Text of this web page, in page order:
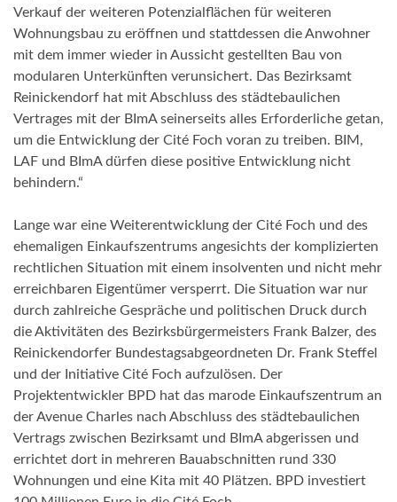
Verkauf der weiteren Potenzialflächen für weiteren
Wohnungsbau zu eröffnen und stattdessen die Anwohner
mit dem immer wieder in Aussicht gestellten Bau von
modularen Unterkünften verunsichert. Das Bezirksamt
Reinickendorf hat mit Abschluss des städtebaulichen
Vertrages mit der BImA seinerseits alles Erforderliche getan,
um die Entwicklung der Cité Foch voran zu treiben. BIM,
LAF und BImA dürfen diese positive Entwicklung nicht
behindern.“
Lange war eine Weiterentwicklung der Cité Foch und des
ehemaligen Einkaufszentrums angesichts der komplizierten
rechtlichen Situation mit einem insolventen und nicht mehr
erreichbaren Eigentümer versperrt. Die Situation war nur
durch zahlreiche Gespräche und politischen Druck durch
die Aktivitäten des Bezirksbürgermeisters Frank Balzer, des
Reinickendorfer Bundestagsabgeordneten Dr. Frank Steffel
und der Initiative Cité Foch aufzulösen. Der
Projektentwickler BPD hat das marode Einkaufszentrum an
der Avenue Charles nach Abschluss des städtebaulichen
Vertrags zwischen Bezirksamt und BImA abgerissen und
errichtet dort in mehreren Bauabschnitten rund 330
Wohnungen und eine Kita mit 40 Plätzen. BPD investiert